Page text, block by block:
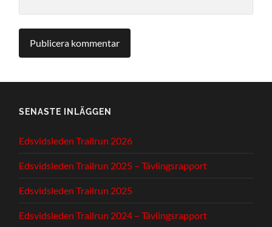
SENASTE INLÄGGEN
Edsvidsleden Trailrun 2026
Edsvidsleden Trailrun 2025 – Tävlingsrapport
Edsvidsleden Trailrun 2025
Edsvidsleden Trailrun 2024 – Tävlingsrapport